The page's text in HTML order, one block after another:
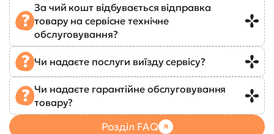
За чий кошт відбувається відправка
товару на сервісне технічне
обслуговування?
Чи надаєте послуги виїзду сервісу?
Чи надаєте гарантійне обслуговування
товару?
Розділ FAQ